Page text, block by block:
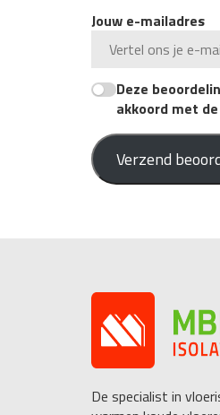
Jouw e-mailadres
Deze
akkoord met de
Verzend
De specialist in